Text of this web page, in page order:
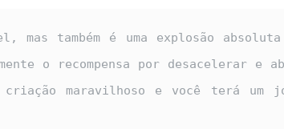
mas também é uma explosão
o recompensa por desacelerar e
maravilhoso e você terá um